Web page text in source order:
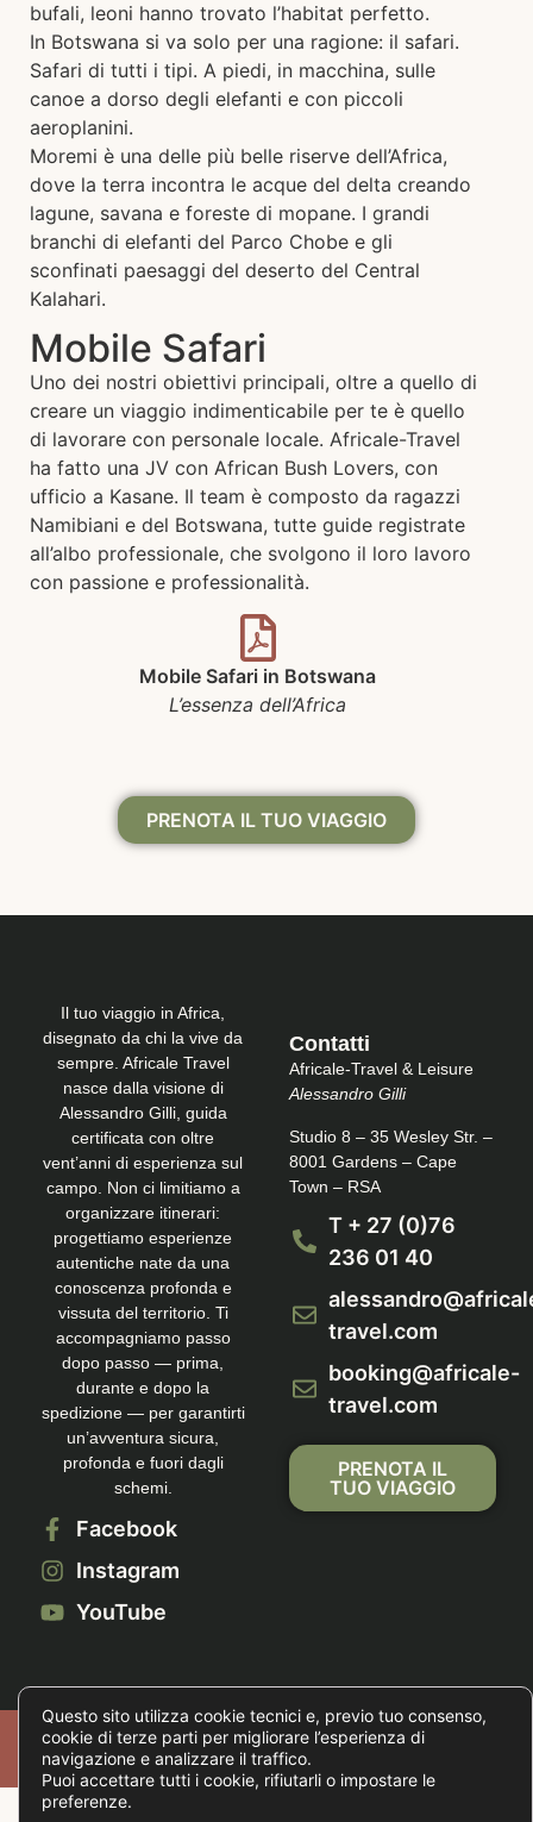
bufali, leoni hanno trovato l’habitat perfetto.
In Botswana si va solo per una ragione: il safari.
Safari di tutti i tipi. A piedi, in macchina, sulle
canoe a dorso degli elefanti e con piccoli
aeroplanini.
Moremi è una delle più belle riserve dell’Africa,
dove la terra incontra le acque del delta creando
lagune, savana e foreste di mopane. I grandi
branchi di elefanti del Parco Chobe e gli
sconfinati paesaggi del deserto del Central
Kalahari.
Mobile Safari
Uno dei nostri obiettivi principali, oltre a quello di
creare un viaggio indimenticabile per te è quello
di lavorare con personale locale. Africale-Travel
ha fatto una JV con African Bush Lovers, con
ufficio a Kasane. Il team è composto da ragazzi
Namibiani e del Botswana, tutte guide registrate
all’albo professionale, che svolgono il loro lavoro
con passione e professionalità.
Mobile Safari in Botswana
L’essenza dell’Africa
PRENOTA IL TUO VIAGGIO
Il tuo viaggio in Africa,
disegnato da chi la vive da
sempre. Africale Travel
nasce dalla visione di
Alessandro Gilli, guida
certificata con oltre
vent’anni di esperienza sul
campo. Non ci limitiamo a
organizzare itinerari:
progettiamo esperienze
autentiche nate da una
conoscenza profonda e
vissuta del territorio. Ti
accompagniamo passo
dopo passo — prima,
durante e dopo la
spedizione — per garantirti
un’avventura sicura,
profonda e fuori dagli
schemi.
Facebook
Instagram
YouTube
Contatti
Africale-Travel & Leisure
Alessandro Gilli
Studio 8 – 35 Wesley Str. –
8001 Gardens – Cape
Town – RSA
T + 27 (0)76
236 01 40
travel.com
booking@africale-
travel.com
PRENOTA IL
TUO VIAGGIO
Copyright © 2026 Tutti i diritti sono riservati.
Privacy Policy|Cookie Policy|Imposta Cookie
Questo sito utilizza cookie tecnici e, previo tuo consenso,
cookie di terze parti per migliorare l’esperienza di
navigazione e analizzare il traffico.
Puoi accettare tutti i cookie, rifiutarli o impostare le
preferenze.